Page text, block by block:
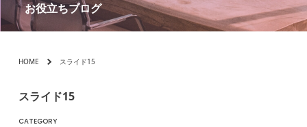
お役立ちブログ
HOME スライド15
スライド15
CATEGORY